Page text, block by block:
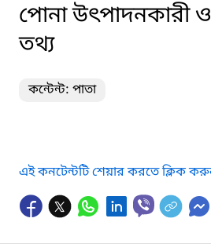
পোনা উৎপাদনকারী
তথ্য
কন্টেন্ট: পাতা
এই কনটেন্টটি শেয়ার করতে ক্লিক